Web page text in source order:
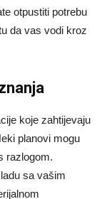
otpustiti potrebu
da vas vodi kroz
koje zahtijevaju
planovi mogu
razlogom.
sa vašim